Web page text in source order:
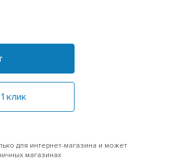
клик
для интернет-магазина и может
магазинах